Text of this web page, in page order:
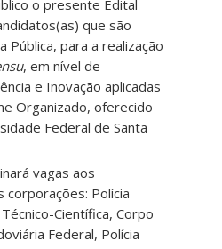
o presente Edital
que são
Pública, para a realização
, em nível de
e Inovação aplicadas
Organizado, oferecido
Federal de Santa
vagas aos
Polícia
Científica, Corpo
Federal, Polícia